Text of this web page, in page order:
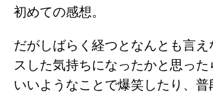
初めての感想。
だがしばらく経つとなんとも言え
スした気持ちになったかと思った
いいようなことで爆笑したり、普